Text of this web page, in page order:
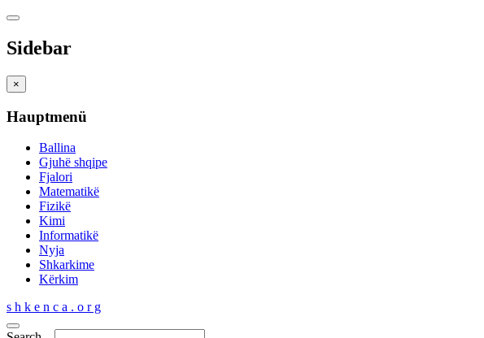
Sidebar
×
Hauptmenü
Ballina
Gjuhë shqipe
Fjalori
Matematikë
Fizikë
Kimi
Informatikë
Nyja
Shkarkime
Kërkim
s h k e n c a . o r g